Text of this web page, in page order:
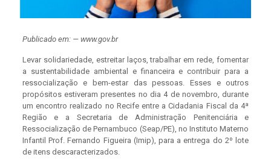
Publicado em: — www.gov.br
Levar solidariedade, estreitar laços, trabalhar em rede, fomentar
a sustentabilidade ambiental e financeira e contribuir para a
ressocialização e bem-estar das pessoas. Esses e outros
propósitos estiveram presentes no dia 4 de novembro, durante
um encontro realizado no Recife entre a Cidadania Fiscal da 4ª
Região e a Secretaria de Administração Penitenciária e
Ressocialização de Pernambuco (Seap/PE), no Instituto Materno
Infantil Prof. Fernando Figueira (Imip), para a entrega do 2º lote
de itens descaracterizados.